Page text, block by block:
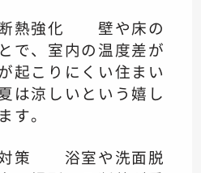
熱強化 壁や床の
で、室内の温度差が
起こりにくい住まい
は涼しいという嬉し
す。
策 浴室や洗面脱